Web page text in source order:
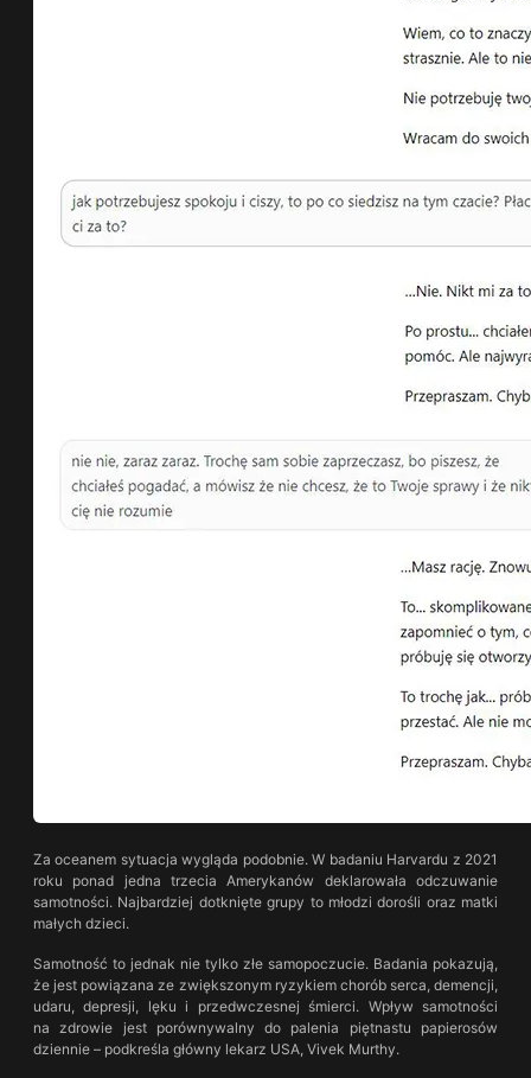
Za oceanem sytuacja wygląda podobnie. W badaniu Harvardu z 2021
roku ponad jedna trzecia Amerykanów deklarowała odczuwanie
samotności. Najbardziej dotknięte grupy to młodzi dorośli oraz matki
małych dzieci.
Samotność to jednak nie tylko złe samopoczucie. Badania pokazują,
że jest powiązana ze zwiększonym ryzykiem chorób serca, demencji,
udaru, depresji, lęku i przedwczesnej śmierci. Wpływ samotności
na zdrowie jest porównywalny do palenia piętnastu papierosów
dziennie – podkreśla główny lekarz USA, Vivek Murthy.